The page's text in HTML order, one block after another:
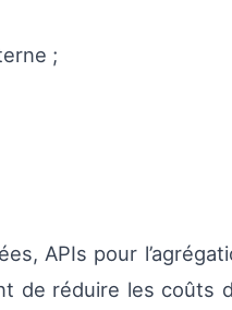
;
APIs pour
de réduire les coûts